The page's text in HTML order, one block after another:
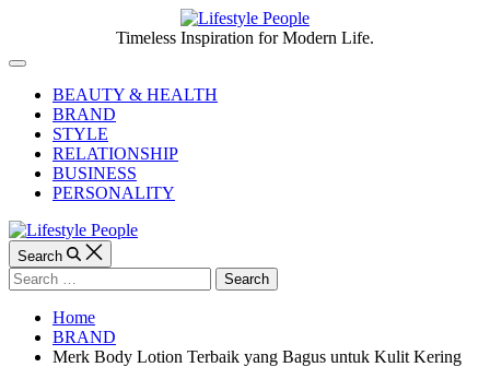
content
People
Timeless Inspiration for Modern Life.
Off
CanvasBEAUTY & HEALTH
BRAND
STYLE
RELATIONSHIP
BUSINESS
PERSONALITY
Search
Search
for:
Home
BRAND
Merk Body Lotion Terbaik yang Bagus untuk Kulit Kering